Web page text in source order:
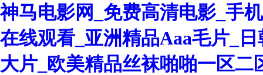
神马电影网_免费高清电影_手
在线观看_亚洲精品Aaa毛片_
大片_欧美精品丝袜啪啪一区二